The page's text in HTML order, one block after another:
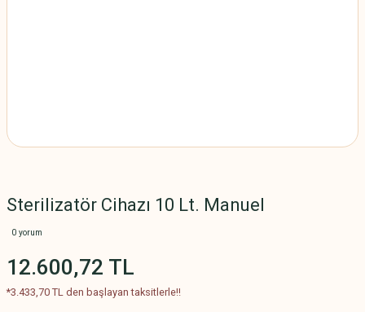
Sterilizatör Cihazı 10 Lt. Manuel
0 yorum
12.600,72 TL
*3.433,70 TL den başlayan taksitlerle!!